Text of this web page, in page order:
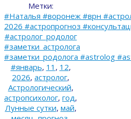
Метки:
#Наталья #воронеж #врн
2026 #астропрогноз
#астролог_родолог
#заметки_астролога
#заметки_родолога #astrolog
#январь, 11 , 12,
2026, астролог,
Астрологический,
астропсихолог, год,
Лунные сутки, май,